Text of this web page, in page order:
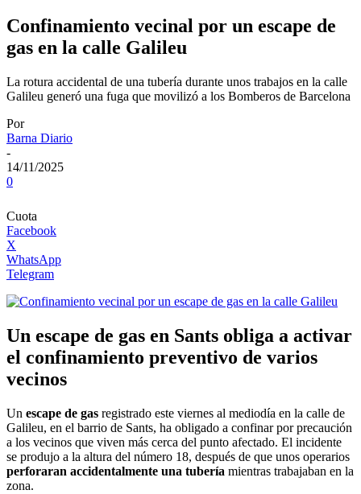
Confinamiento vecinal por un escape de
gas en la calle Galileu
La rotura accidental de una tubería durante unos trabajos en la calle
Galileu generó una fuga que movilizó a los Bomberos de Barcelona
Por
Barna Diario
-
14/11/2025
0
Cuota
Facebook
X
WhatsApp
Telegram
Un escape de gas en Sants obliga a activar
el confinamiento preventivo de varios
vecinos
Un escape de gas registrado este viernes al mediodía en la calle de
Galileu, en el barrio de Sants, ha obligado a confinar por precaución
a los vecinos que viven más cerca del punto afectado. El incidente
se produjo a la altura del número 18, después de que unos operarios
perforaran accidentalmente una tubería mientras trabajaban en la
zona.